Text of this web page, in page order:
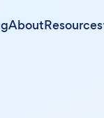
AboutResources